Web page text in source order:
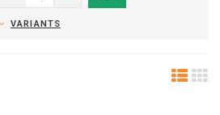
VARIANTS